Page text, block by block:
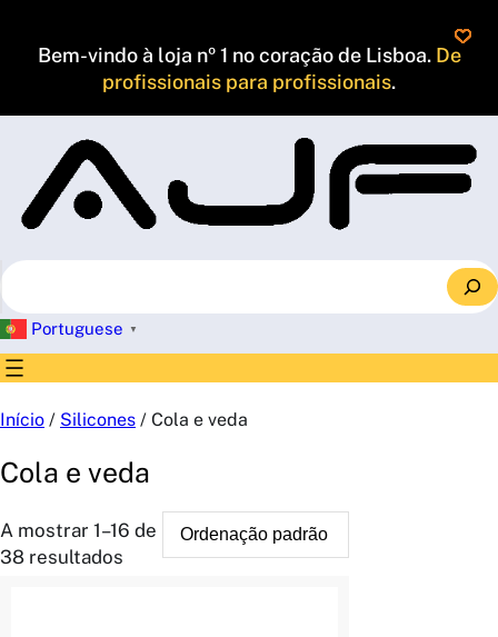
Bem-vindo à loja nº 1 no coração de Lisboa. De
profissionais para profissionais.
S
e
a
r
c
Portuguese ▼
Início / Silicones / Cola e veda
Cola e veda
A mostrar 1–16 de
38 resultados